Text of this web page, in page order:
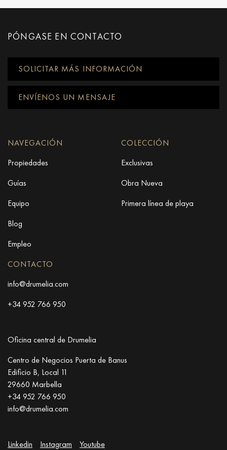
PÓNGASE EN CONTACTO
SOLICITAR MÁS INFORMACIÓN
ENVÍENOS UN MENSAJE
NAVEGACIÓN
Propiedades
Guías
Equipo
Blog
Empleo
COLECCIÓN
Exclusivas
Obra Nueva
Primera línea de playa
CONTACTO
info@drumelia.com
+34 952 766 950
Oficina central de Drumelia
Centro de Negocios Puerta de Banus
Edificio B, Local 11
29660 Marbella
+34 952 766 950
info@drumelia.com
Linkedin Instagram Youtube